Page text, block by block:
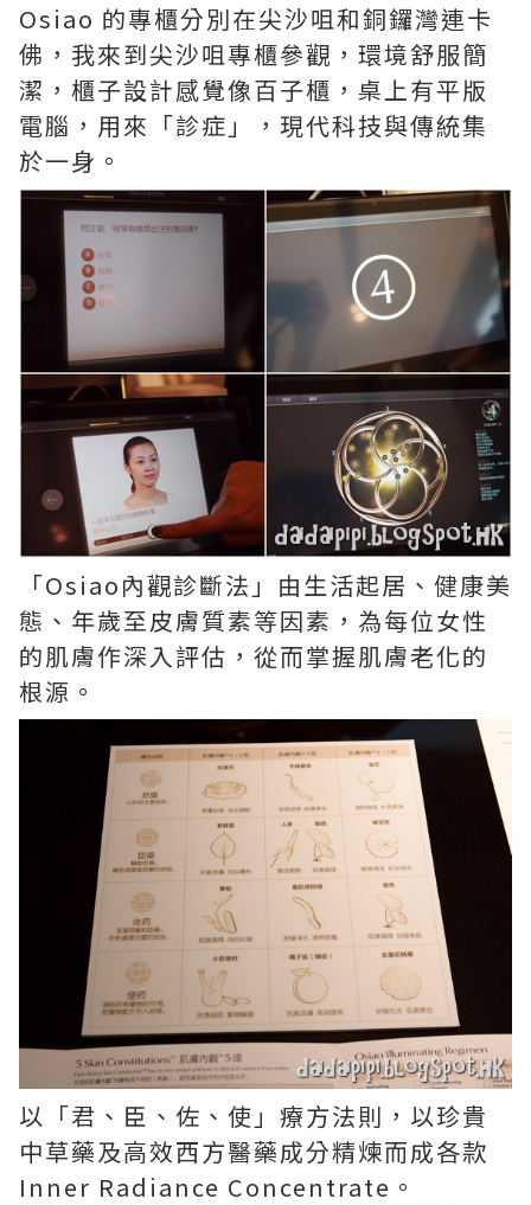
Osiao 的專櫃分別在尖沙咀和銅鑼灣連卡
佛，我來到尖沙咀專櫃參觀，環境舒服簡
潔，櫃子設計感覺像百子櫃，桌上有平版
電腦，用來「診症」，現代科技與傳統集
於一身。
「Osiao內觀診斷法」由生活起居、健康美
態、年歲至皮膚質素等因素，為每位女性
的肌膚作深入評估，從而掌握肌膚老化的
根源。
以「君、臣、佐、使」療方法則，以珍貴
中草藥及高效西方醫藥成分精煉而成各款
Inner Radiance Concentrate。